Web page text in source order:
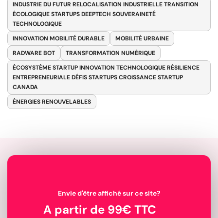
INDUSTRIE DU FUTUR RELOCALISATION INDUSTRIELLE TRANSITION
ÉCOLOGIQUE STARTUPS DEEPTECH SOUVERAINETÉ
TECHNOLOGIQUE
INNOVATION MOBILITÉ DURABLE
MOBILITÉ URBAINE
RADWARE BOT
TRANSFORMATION NUMÉRIQUE
ÉCOSYSTÈME STARTUP INNOVATION TECHNOLOGIQUE RÉSILIENCE
ENTREPRENEURIALE DÉFIS STARTUPS CROISSANCE STARTUP
CANADA
ÉNERGIES RENOUVELABLES
Envie d'être affiché sur ce site?
A partir de 99€ TTC